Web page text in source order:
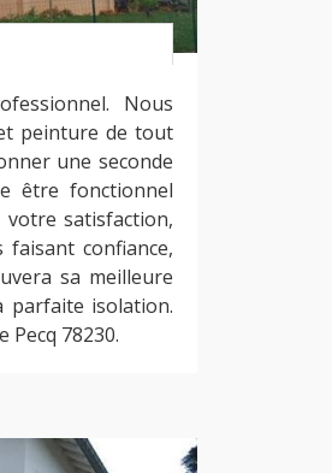
Nous
peinture de tout
une seconde
être fonctionnel
satisfaction,
confiance,
sa meilleure
parfaite isolation.
78230.